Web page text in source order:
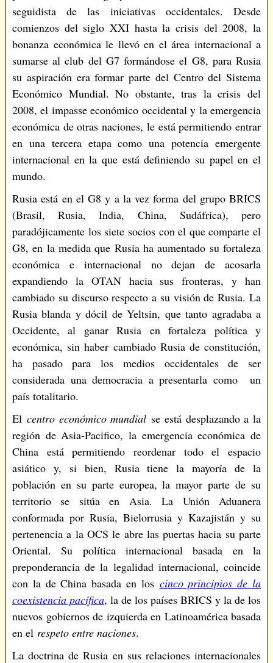
seguidista de las iniciativas occidentales. Desde
comienzos del siglo XXI hasta la crisis del 2008, la
bonanza económica le llevó en el área internacional a
sumarse al club del G7 formándose el G8, para Rusia
su aspiración era formar parte del Centro del Sistema
Económico Mundial. No obstante, tras la crisis del
2008, el impasse económico occidental y la emergencia
económica de otras naciones, le está permitiendo entrar
en una tercera etapa como una potencia emergente
internacional en la que está definiendo su papel en el
mundo.
Rusia está en el G8 y a la vez forma del grupo BRICS
(Brasil, Rusia, India, China, Sudáfrica), pero
paradójicamente los siete socios con el que comparte el
G8, en la medida que Rusia ha aumentado su fortaleza
económica e internacional no dejan de acosarla
expandiendo la OTAN hacia sus fronteras, y han
cambiado su discurso respecto a su visión de Rusia. La
Rusia blanda y dócil de Yeltsin, que tanto agradaba a
Occidente, al ganar Rusia en fortaleza política y
económica, sin haber cambiado Rusia de constitución,
ha pasado para los medios occidentales de ser
considerada una democracia a presentarla como un
país totalitario.
El centro económico mundial se está desplazando a la
región de Asia-Pacifico, la emergencia económica de
China está permitiendo reordenar todo el espacio
asiático y, si bien, Rusia tiene la mayoría de la
población en su parte europea, la mayor parte de su
territorio se sitúa en Asia. La Unión Aduanera
conformada por Rusia, Bielorrusia y Kazajistán y su
pertenencia a la OCS le abre las puertas hacia su parte
Oriental. Su política internacional basada en la
preponderancia de la legalidad internacional, coincide
con la de China basada en los cinco principios de la
coexistencia pacífica, la de los países BRICS y la de los
nuevos gobiernos de izquierda en Latinoamérica basada
en el respeto entre naciones.
La doctrina de Rusia en sus relaciones internacionales